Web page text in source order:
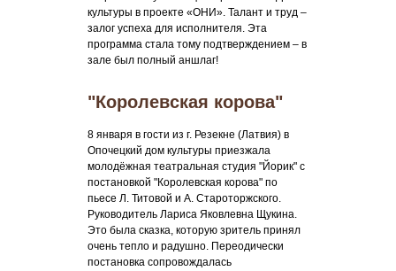
культуры в проекте «ОНИ». Талант и труд –
залог успеха для исполнителя. Эта
программа стала тому подтверждением – в
зале был полный аншлаг!
"Королевская корова"
8 января в гости из г. Резекне (Латвия) в
Опочецкий дом культуры приезжала
молодёжная театральная студия "Йорик" с
постановкой "Королевская корова" по
пьесе Л. Титовой и А. Староторжского.
Руководитель Лариса Яковлевна Щукина.
Это была сказка, которую зритель принял
очень тепло и радушно. Переодически
постановка сопровождалась